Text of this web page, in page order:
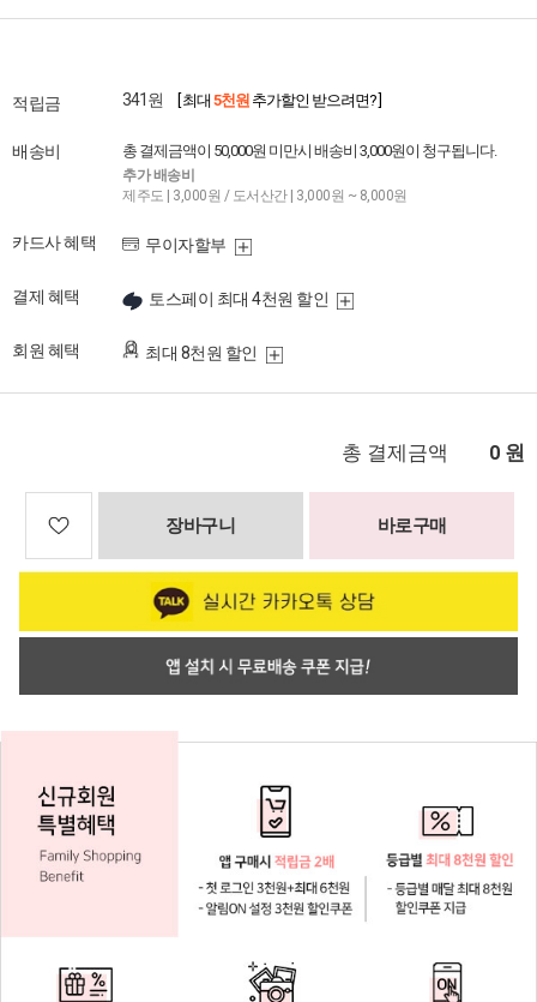
적립금 341원 [ 최대 5천원 추가할인 받으려면? ]
배송비 총 결제금액이 50,000원 미만시 배송비 3,000원이 청구됩니다.
추가 배송비
제주도 | 3,000원 / 도서산간 | 3,000원 ~ 8,000원
카드사 혜택 무이자할부
결제 혜택 토스페이 최대 4천원 할인
회원 혜택 최대 8천원 할인
총 결제금액 0 원
장바구니 바로구매